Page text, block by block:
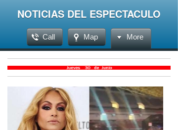
NOTICIAS DEL ESPECTACULO
Call Map More